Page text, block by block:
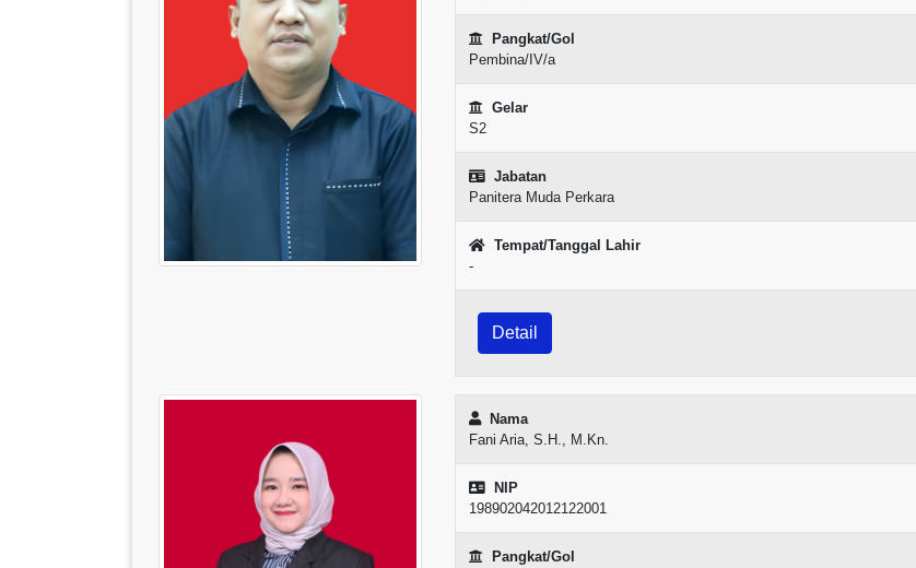
Pangkat/Gol
Pembina/IV/a
Gelar
S2
Jabatan
Panitera Muda Perkara
Tempat/Tanggal Lahir
-
Detail
Nama
Fani Aria, S.H., M.Kn.
NIP
198902042012122001
Pangkat/Gol